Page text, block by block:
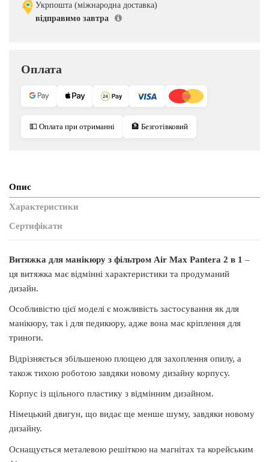
Укрпошта (міжнародна доставка)
відправимо завтра
Оплата
💵 Оплата при отриманні 🏦 Безготівковий
Опис
Характеристики
Сертифікати
Витяжка для манікюру з фільтром Air Max Pantera 2 в 1 –
ця витяжка має відмінні характеристики та продуманий
дизайн.
Особливістю цієї моделі є можливість застосування як для
манікюру, так і для педикюру, адже вона має кріплення для
триноги.
Відрізняється збільшеною площею для захоплення опилу, а
також тихою роботою завдяки новому дизайну корпусу.
Корпус із щільного пластику з відмінним дизайном.
Німецький двигун, що видає ще менше шуму, завдяки новому
дизайну.
Оснащується металевою решіткою на магнітах та корейським